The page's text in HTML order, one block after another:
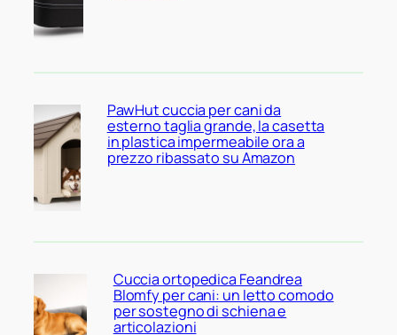
PawHut cuccia per cani da
esterno taglia grande, la casetta
in plastica impermeabile ora a
prezzo ribassato su Amazon
Cuccia ortopedica Feandrea
Blomfy per cani: un letto comodo
per sostegno di schiena e
articolazioni